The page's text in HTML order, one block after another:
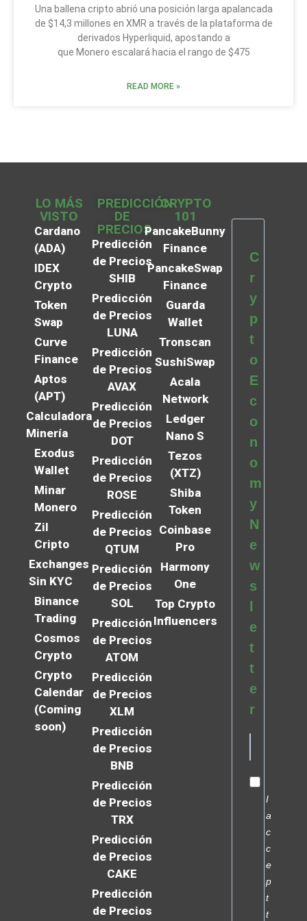
Una ballena cripto abrió una posición larga apalancada
de $14,3 millones en XMR a través de la plataforma de
derivados Hyperliquid, apostando a
que Monero escalará hacia el rango de $475
READ MORE »
LO MÁS
VISTO
Cardano
(ADA)
IDEX
Crypto
Token
Swap
Curve
Finance
Aptos
(APT)
Calculadora
Minería
Exodus
Wallet
Minar
Monero
Zil
Cripto
Exchanges
Sin KYC
Binance
Trading
Cosmos
Crypto
Crypto
Calendar
(Coming
soon)
PREDICCIÓN
DE
PRECIOS
Predicción
de Precios
SHIB
Predicción
de Precios
LUNA
Predicción
de Precios
AVAX
Predicción
de Precios
DOT
Predicción
de Precios
ROSE
Predicción
de Precios
QTUM
Predicción
de Precios
SOL
Predicción
de Precios
ATOM
Predicción
de Precios
XLM
Predicción
de Precios
BNB
Predicción
de Precios
TRX
Predicción
de Precios
CAKE
Predicción
de Precios
CRYPTO
101
PancakeBunny
Finance
PancakeSwap
Finance
Guarda
Wallet
Tronscan
SushiSwap
Acala
Network
Ledger
Nano S
Tezos
(XTZ)
Shiba
Token
Coinbase
Pro
Harmony
One
Top Crypto
Influencers
C
r
y
p
t
o
E
c
o
n
o
m
y
N
e
w
s
e
t
t
e
r
I
a
c
c
e
p
t
t